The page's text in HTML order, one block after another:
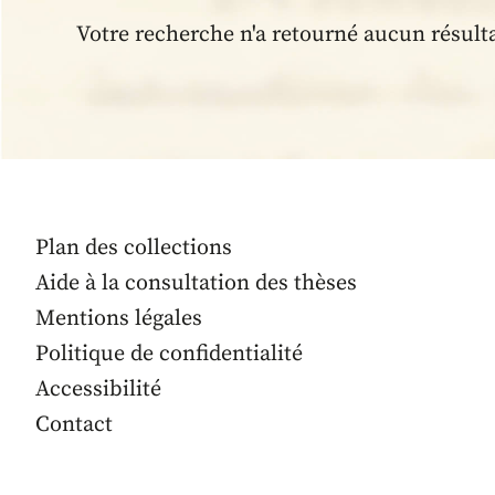
Votre recherche n'a retourné aucun
Plan des collections
Aide à la consultation des thèses
Mentions légales
Politique de confidentialité
Accessibilité
Contact